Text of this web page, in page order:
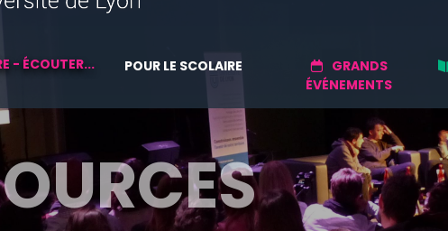
- ÉCOUTER... POUR LE SCOLAIRE
GRANDS
ÉVÉNEMENTS